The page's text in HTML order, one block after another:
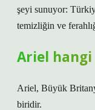
şeyi sunuyor:
temizliğin ve
Ariel hangi
Ariel, Büyük
biridir.